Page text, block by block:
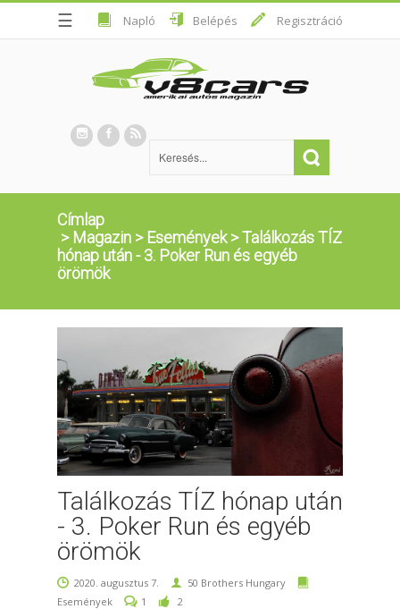
☰ Napló Belépés Regisztráció
Címlap
> Magazin > Események>Találkozás TÍZ
hónap után - 3. Poker Run és egyéb
örömök
Találkozás TÍZ hónap után
- 3. Poker Run és egyéb
örömök
2020. augusztus 7.
50 Brothers Hungary
Események
1 2